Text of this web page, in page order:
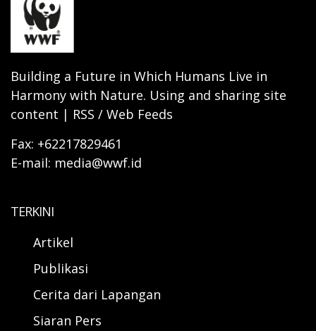
Building a Future in Which Humans Live in
Harmony with Nature. Using and sharing site
content | RSS / Web Feeds
Fax: +62217829461
E-mail: media@wwf.id
TERKINI
Artikel
Publikasi
Cerita dari Lapangan
Siaran Pers